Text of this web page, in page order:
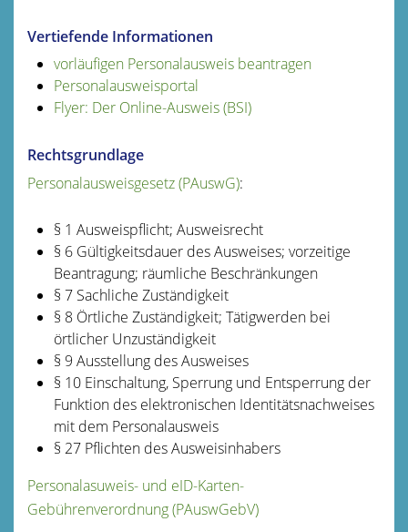
Vertiefende Informationen
vorläufigen Personalausweis beantragen
Personalausweisportal
Flyer: Der Online-Ausweis (BSI)
Rechtsgrundlage
Personalausweisgesetz (PAuswG):
§ 1 Ausweispflicht; Ausweisrecht
§ 6 Gültigkeitsdauer des Ausweises; vorzeitige
Beantragung; räumliche Beschränkungen
§ 7 Sachliche Zuständigkeit
§ 8 Örtliche Zuständigkeit; Tätigwerden bei
örtlicher Unzuständigkeit
§ 9 Ausstellung des Ausweises
§ 10 Einschaltung, Sperrung und Entsperrung der
Funktion des elektronischen Identitätsnachweises
mit dem Personalausweis
§ 27 Pflichten des Ausweisinhabers
Personalasuweis- und eID-Karten-
Gebührenverordnung (PAuswGebV)